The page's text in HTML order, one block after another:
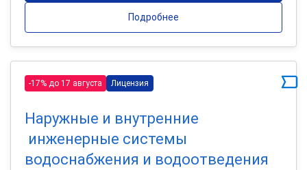
Подробнее
-17% до 17 августа Лицензия
Наружные и внутренние
инженерные системы
водоснабжения и водоотведения